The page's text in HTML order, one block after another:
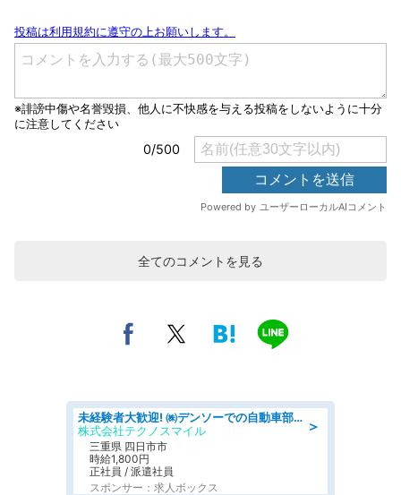
全てのコメントを見る
＞
未経験者大歓迎! ㈱デンソーでの自動車部品の組立作業 denso aichi
株式会社テクノスマイル
三重県 四日市市
時給1,800円
正社員 / 派遣社員
スポンサー：求人ボックス